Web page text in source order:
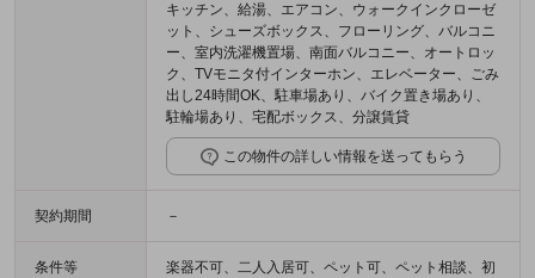
キッチン、給湯、エアコン、ウォークインクローゼ
ット、シューズボックス、フローリング、バルコニ
ー、室内洗濯機置場、南面バルコニー、オートロッ
ク、TVモニタ付インターホン、エレベーター、ごみ
出し24時間OK、駐車場あり、バイク置き場あり、
駐輪場あり、宅配ボックス、分譲賃貸
この物件の詳しい情報を送ってもらう
契約期間 －
条件等
楽器不可、二人入居可、ペット可、ペット相談、初